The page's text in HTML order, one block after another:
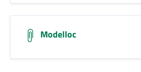
Modelloc